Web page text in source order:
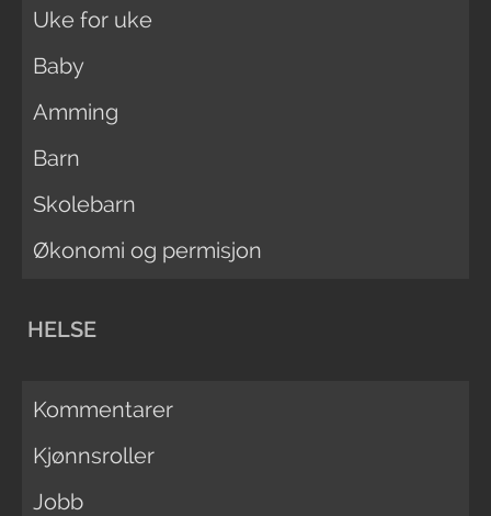
Uke for uke
Baby
Amming
Barn
Skolebarn
Økonomi og permisjon
HELSE
Kommentarer
Kjønnsroller
Jobb